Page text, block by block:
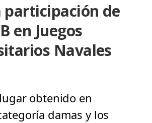
participación de
en Juegos
Navales
obtenido en
damas y los